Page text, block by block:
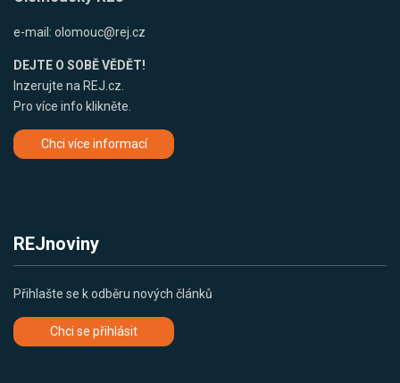
e-mail: olomouc@rej.cz
DEJTE O SOBĚ VĚDĚT!
Inzerujte na REJ.cz.
Pro více info klikněte.
Chci více informací
REJnoviny
Přihlašte se k odběru nových článků
Chci se přihlásit